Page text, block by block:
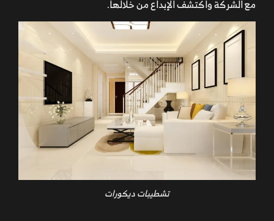
مع الشركة واكتشف الإبداع من خلالها.
تشطيبات ديكورات